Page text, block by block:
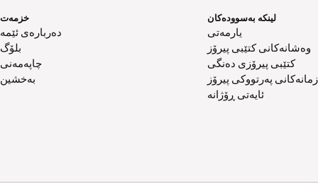
خزمەت
دەربارەی ئێمە
بلۆگ
چاپەمەنی
بەخشین
لینکە بەسوودەکان
یارمەتی
وەشانەکانی کتێبی پیرۆز
کتێبی پیرۆزی دەنگی
زمانەکانی پەرتووکی پیرۆز
ئایەتی ڕۆژانە